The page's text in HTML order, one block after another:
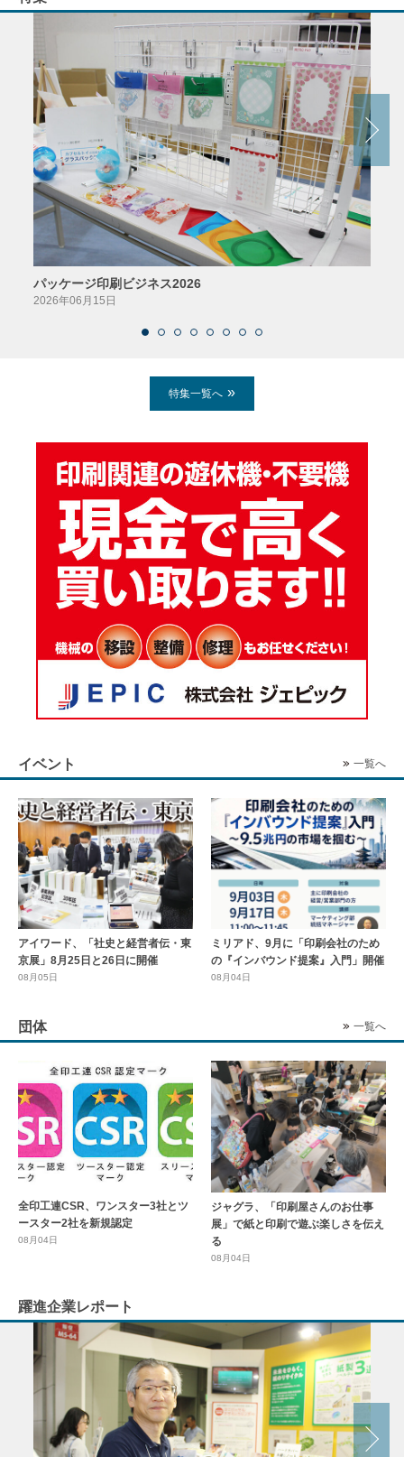
パッケージ印刷ビジネス2026
2026年06月15日
特集一覧へ
イベント 一覧へ
アイワード、「社史と経営者伝・東
京展」8月25日と26日に開催
08月05日
ミリアド、9月に「印刷会社のため
の『インバウンド提案』入門」開催
08月04日
団体 一覧へ
全印工連CSR、ワンスター3社とツ
ースター2社を新規認定
08月04日
ジャグラ、「印刷屋さんのお仕事
展」で紙と印刷で遊ぶ楽しさを伝え
る
08月04日
躍進企業レポート